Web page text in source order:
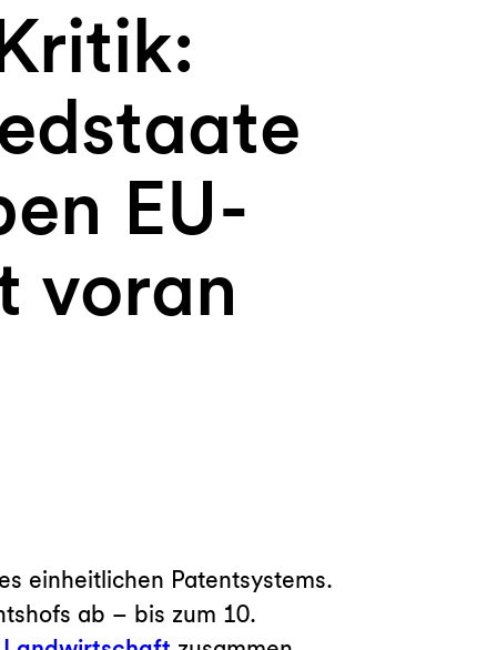
EU-
voran
einheitlichen Patentsystems.
ab – bis zum 10.